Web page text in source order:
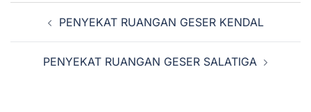
TulisanPENYEKAT RUANGAN GESER KENDAL
PENYEKAT RUANGAN GESER SALATIGA